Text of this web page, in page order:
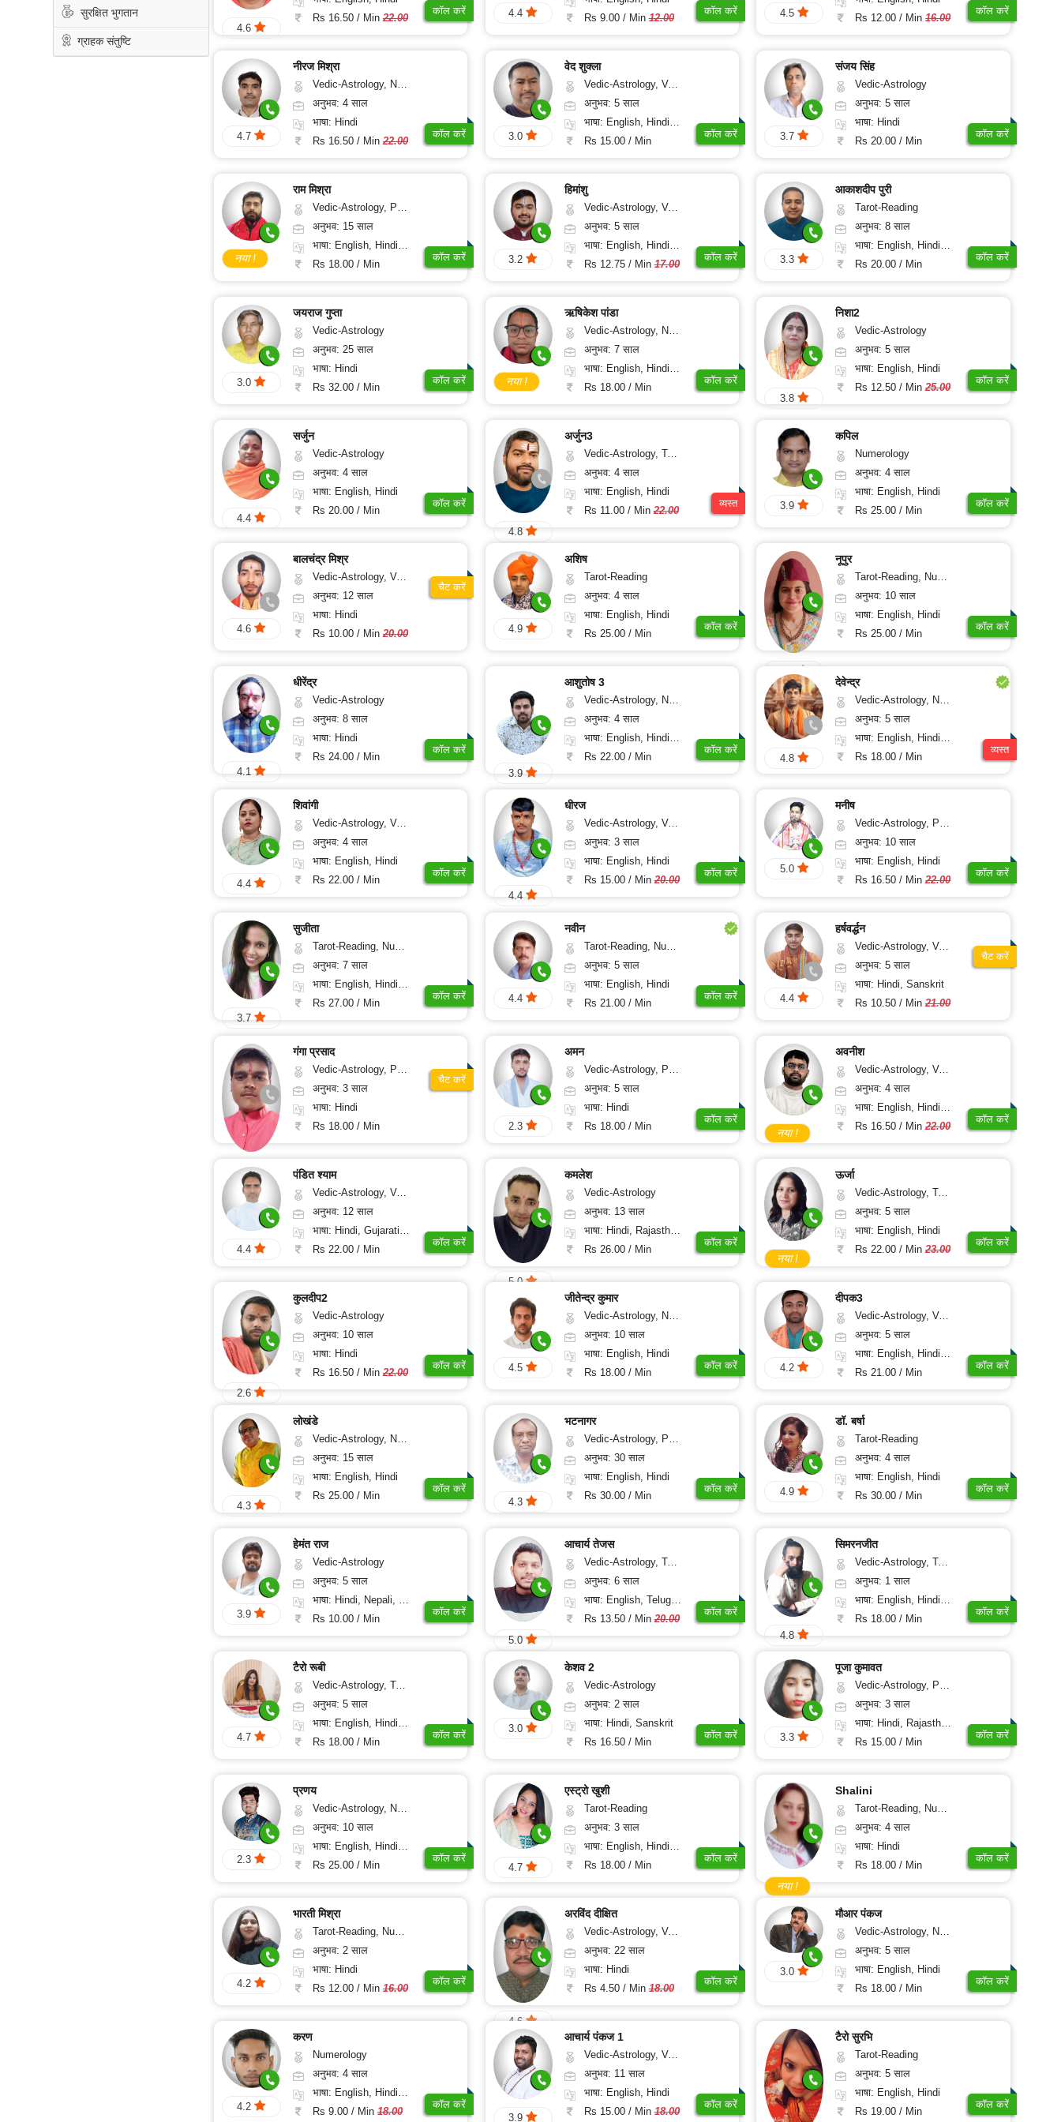
सुरक्षित भुगतान
ग्राहक संतुष्टि
4.6
Rs 16.50 / Min22.00
कॉल करें 4.4
Rs 9.00 / Min12.00
कॉल करें 4.5
Rs 12.00 / Min16.00
कॉल करें
4.7
नीरज मिश्रा
Vedic-Astrology, Numerology
अनुभव: 4 साल
भाषा: Hindi
Rs 16.50 / Min22.00
कॉल करें 3.0
वेद शुक्ला
Vedic-Astrology, Vasthu
अनुभव: 5 साल
भाषा: English, Hindi, Sanskrit
Rs 15.00 / Min
कॉल करें 3.7
संजय सिंह
Vedic-Astrology
अनुभव: 5 साल
भाषा: Hindi
Rs 20.00 / Min
कॉल करें
नया !
राम मिश्रा
Vedic-Astrology, Prashna-Kundali
अनुभव: 15 साल
भाषा: English, Hindi, Sanskrit
Rs 18.00 / Min
कॉल करें 3.2
हिमांशु
Vedic-Astrology, Vasthu, Medical-Astrology, Prashna-Kundali
अनुभव: 5 साल
भाषा: English, Hindi, Marathi, Sanskrit
Rs 12.75 / Min17.00
कॉल करें 3.3
आकाशदीप पुरी
Tarot-Reading
अनुभव: 8 साल
भाषा: English, Hindi, Punjabi
Rs 20.00 / Min
कॉल करें
3.0
जयराज गुप्ता
Vedic-Astrology
अनुभव: 25 साल
भाषा: Hindi
Rs 32.00 / Min
कॉल करें नया !
ऋषिकेश पांडा
Vedic-Astrology, Numerology, Prashna-Kundali
अनुभव: 7 साल
भाषा: English, Hindi, Tamil, Odiya, Sanskrit
Rs 18.00 / Min
कॉल करें
3.8
निशा2
Vedic-Astrology
अनुभव: 5 साल
भाषा: English, Hindi
Rs 12.50 / Min25.00
कॉल करें
4.4
सर्जुन
Vedic-Astrology
अनुभव: 4 साल
भाषा: English, Hindi
Rs 20.00 / Min
कॉल करें
4.8
अर्जुन3
Vedic-Astrology, Tarot-Reading
अनुभव: 4 साल
भाषा: English, Hindi
Rs 11.00 / Min22.00
व्यस्त 3.9
कपिल
Numerology
अनुभव: 4 साल
भाषा: English, Hindi
Rs 25.00 / Min
कॉल करें
4.6
बालचंद्र मिश्र
Vedic-Astrology, Vasthu, Prashna-Kundali
अनुभव: 12 साल
भाषा: Hindi
Rs 10.00 / Min20.00
चैट करें
4.9
अशिष
Tarot-Reading
अनुभव: 4 साल
भाषा: English, Hindi
Rs 25.00 / Min
कॉल करें
नूपुर
Tarot-Reading, Numerology, Psychology
अनुभव: 10 साल
भाषा: English, Hindi
Rs 25.00 / Min
कॉल करें
4.1
धीरेंद्र
Vedic-Astrology
अनुभव: 8 साल
भाषा: Hindi
Rs 24.00 / Min
कॉल करें
3.9
आशुतोष 3
Vedic-Astrology, Nadi-Astrology, Prashna-Kundali
अनुभव: 4 साल
भाषा: English, Hindi, Odiya
Rs 22.00 / Min
कॉल करें
4.8
देवेन्द्र
Vedic-Astrology, Numerology, Fengshui
अनुभव: 5 साल
भाषा: English, Hindi, Punjabi
Rs 18.00 / Min
व्यस्त
4.4
शिवांगी
Vedic-Astrology, Vasthu, Medical-Astrology
अनुभव: 4 साल
भाषा: English, Hindi
Rs 22.00 / Min
कॉल करें
4.4
धीरज
Vedic-Astrology, Vasthu
अनुभव: 3 साल
भाषा: English, Hindi
Rs 15.00 / Min20.00
कॉल करें 5.0
मनीष
Vedic-Astrology, Psychology, Prashna-Kundali
अनुभव: 10 साल
भाषा: English, Hindi
Rs 16.50 / Min22.00
कॉल करें
3.7
सुजीता
Tarot-Reading, Numerology, Psychology
अनुभव: 7 साल
भाषा: English, Hindi, Marathi
Rs 27.00 / Min
कॉल करें 4.4
नवीन
Tarot-Reading, Numerology, Psychology, Medical-Astrology
अनुभव: 5 साल
भाषा: English, Hindi
Rs 21.00 / Min
कॉल करें 4.4
हर्षवर्द्धन
Vedic-Astrology, Vasthu
अनुभव: 5 साल
भाषा: Hindi, Sanskrit
Rs 10.50 / Min21.00
चैट करें
4.8
गंगा प्रसाद
Vedic-Astrology, Prashna-Kundali
अनुभव: 3 साल
भाषा: Hindi
Rs 18.00 / Min
चैट करें
2.3
अमन
Vedic-Astrology, Prashna-Kundali
अनुभव: 5 साल
भाषा: Hindi
Rs 18.00 / Min
कॉल करें
नया !
अवनीश
Vedic-Astrology, Vasthu, Nadi-Astrology, Psychology
अनुभव: 4 साल
भाषा: English, Hindi, Sanskrit
Rs 16.50 / Min22.00
कॉल करें
4.4
पंडित श्याम
Vedic-Astrology, Vasthu, Prashna-Kundali
अनुभव: 12 साल
भाषा: Hindi, Gujarati, Rajasthani
Rs 22.00 / Min
कॉल करें
5.0
कमलेश
Vedic-Astrology
अनुभव: 13 साल
भाषा: Hindi, Rajasthani
Rs 26.00 / Min
कॉल करें
नया !
ऊर्जा
Vedic-Astrology, Tarot-Reading, Psychology, Prashna-Kundali
अनुभव: 5 साल
भाषा: English, Hindi
Rs 22.00 / Min23.00
कॉल करें
2.6
कुलदीप2
Vedic-Astrology
अनुभव: 10 साल
भाषा: Hindi
Rs 16.50 / Min22.00
कॉल करें 4.5
जीतेन्द्र कुमार
Vedic-Astrology, Nadi-Astrology, Prashna-Kundali
अनुभव: 10 साल
भाषा: English, Hindi
Rs 18.00 / Min
कॉल करें 4.2
दीपक3
Vedic-Astrology, Vasthu, Fengshui, Psychology, Medical-Astrology
अनुभव: 5 साल
भाषा: English, Hindi, Sanskrit, Rajasthani
Rs 21.00 / Min
कॉल करें
4.3
लोखंडे
Vedic-Astrology, Numerology, Nadi-Astrology, Psychology
अनुभव: 15 साल
भाषा: English, Hindi
Rs 25.00 / Min
कॉल करें
4.3
भटनागर
Vedic-Astrology, Psychology, Medical-Astrology
अनुभव: 30 साल
भाषा: English, Hindi
Rs 30.00 / Min
कॉल करें 4.9
डॉ. बर्षा
Tarot-Reading
अनुभव: 4 साल
भाषा: English, Hindi
Rs 30.00 / Min
कॉल करें
3.9
हेमंत राज
Vedic-Astrology
अनुभव: 5 साल
भाषा: Hindi, Nepali, Sanskrit
Rs 10.00 / Min
कॉल करें
5.0
आचार्य तेजस
Vedic-Astrology, Tarot-Reading, Numerology, Vasthu, Fengshui, Nadi-Astrology, Psychology, Medical-Astrology, Tree-Astrology, Prashna-Kundali
अनुभव: 6 साल
भाषा: English, Telugu, Kannada
Rs 13.50 / Min20.00
कॉल करें
4.8
सिमरनजीत
Vedic-Astrology, Tarot-Reading, Nadi-Astrology, Psychology, Prashna-Kundali
अनुभव: 1 साल
भाषा: English, Hindi, Punjabi
Rs 18.00 / Min
कॉल करें
4.7
टैरो रूबी
Vedic-Astrology, Tarot-Reading, Numerology
अनुभव: 5 साल
भाषा: English, Hindi, Punjabi
Rs 18.00 / Min
कॉल करें
3.0
केशव 2
Vedic-Astrology
अनुभव: 2 साल
भाषा: Hindi, Sanskrit
Rs 16.50 / Min
कॉल करें 3.3
पूजा कुमावत
Vedic-Astrology, Prashna-Kundali
अनुभव: 3 साल
भाषा: Hindi, Rajasthani
Rs 15.00 / Min
कॉल करें
2.3
प्रणय
Vedic-Astrology, Numerology, Vasthu, Nadi-Astrology, Psychology, Medical-Astrology, Prashna-Kundali
अनुभव: 10 साल
भाषा: English, Hindi, Bengali, Sanskrit
Rs 25.00 / Min
कॉल करें
4.7
एस्ट्रो खुशी
Tarot-Reading
अनुभव: 3 साल
भाषा: English, Hindi, Gujarati
Rs 18.00 / Min
कॉल करें
नया !
Shalini
Tarot-Reading, Numerology
अनुभव: 4 साल
भाषा: Hindi
Rs 18.00 / Min
कॉल करें
4.2
भारती मिश्रा
Tarot-Reading, Numerology
अनुभव: 2 साल
भाषा: Hindi
Rs 12.00 / Min 16.00
कॉल करें
4.6
अरविंद दीक्षित
Vedic-Astrology, Vasthu
अनुभव: 22 साल
भाषा: Hindi
Rs 4.50 / Min18.00
कॉल करें
3.0
मौआर पंकज
Vedic-Astrology, Numerology, Medical-Astrology
अनुभव: 5 साल
भाषा: English, Hindi
Rs 18.00 / Min
कॉल करें
4.2
करण
Numerology
अनुभव: 4 साल
भाषा: English, Hindi, Punjabi
Rs 9.00 / Min 18.00
कॉल करें
3.9
आचार्य पंकज 1
Vedic-Astrology, Vasthu
अनुभव: 11 साल
भाषा: English, Hindi
Rs 15.00 / Min18.00
कॉल करें
टैरो सुरभि
Tarot-Reading
अनुभव: 5 साल
भाषा: English, Hindi
Rs 19.00 / Min
कॉल करें